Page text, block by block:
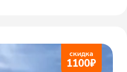
скидка
1100₽